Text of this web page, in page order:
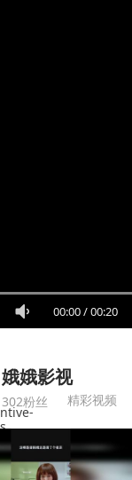
00:00/00:20
娥娥影视
302粉丝 精彩视频